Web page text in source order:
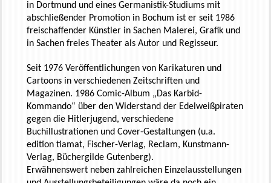
in Dortmund und eines Germanistik-Studiums mit
abschließender Promotion in Bochum ist er seit 1986
freischaffender Künstler in Sachen Malerei, Grafik und
in Sachen freies Theater als Autor und Regisseur.
Seit 1976 Veröffentlichungen von Karikaturen und
Cartoons in verschiedenen Zeitschriften und
Magazinen. 1986 Comic-Album „Das Karbid-
Kommando“ über den Widerstand der Edelweißpiraten
gegen die Hitlerjugend, verschiedene
Buchillustrationen und Cover-Gestaltungen (u.a.
edition tiamat, Fischer-Verlag, Reclam, Kunstmann-
Verlag, Büchergilde Gutenberg).
Erwähnenswert neben zahlreichen Einzelausstellungen